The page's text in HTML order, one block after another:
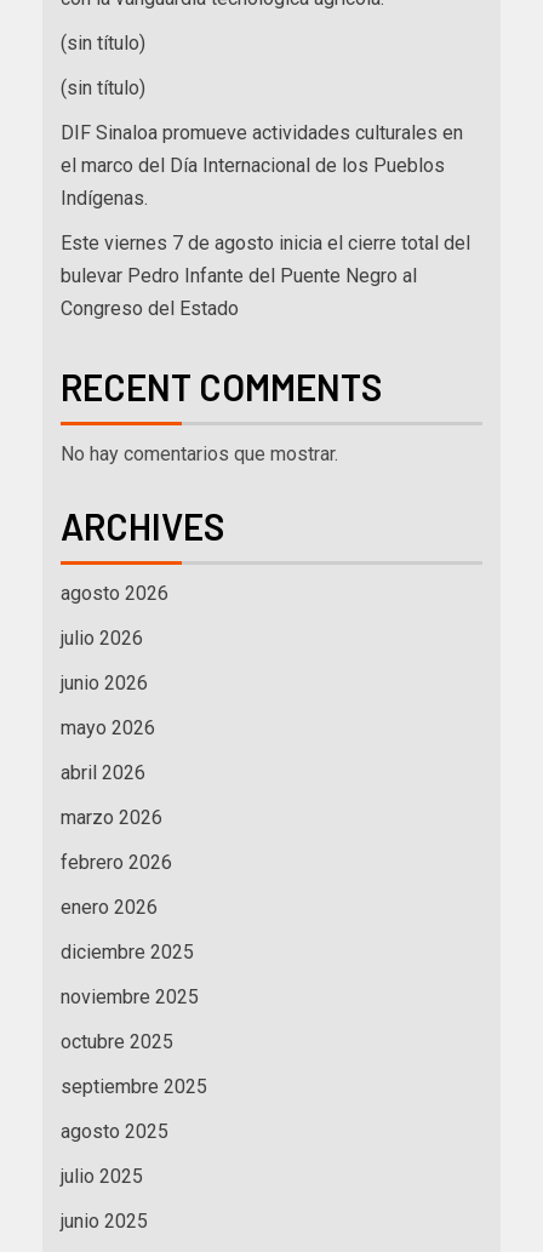
(sin título)
(sin título)
DIF Sinaloa promueve actividades culturales en
el marco del Día Internacional de los Pueblos
Indígenas.
Este viernes 7 de agosto inicia el cierre total del
bulevar Pedro Infante del Puente Negro al
Congreso del Estado
RECENT COMMENTS
No hay comentarios que mostrar.
ARCHIVES
agosto 2026
julio 2026
junio 2026
mayo 2026
abril 2026
marzo 2026
febrero 2026
enero 2026
diciembre 2025
noviembre 2025
octubre 2025
septiembre 2025
agosto 2025
julio 2025
junio 2025